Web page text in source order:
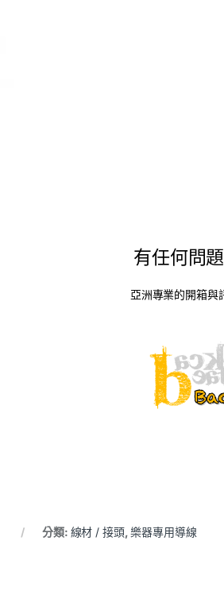
有任何問
亞洲專業的開箱與
分類: 線材 / 接頭,樂器專用導線